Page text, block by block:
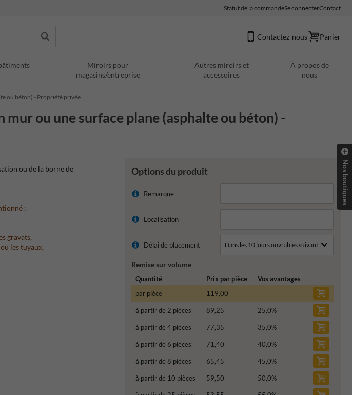
Statut de la commandeSe connecterContact
Contactez-nous Panier
Miroirs pour
magasins/entreprise
Autres miroirs et
accessoires
À propos de
nous
ou béton) - Propriété privée
mur ou une surface plane (asphalte ou béton) -
Options du produit
Remarque
Localisation
Délai de placement
Remise sur volume
Quantité Prix par pièce
Vos avantages
par pièce
119,00
à partir de 2 pièces 89,25 25,0%
à partir de 4 pièces 77,35 35,0%
à partir de 6 pièces 71,40 40,0%
à partir de 8 pièces 65,45 45,0%
à partir de 10 pièces 59,50 50,0%
ou de la borne de
;
gravats,
les tuyaux,
Nos boutiques